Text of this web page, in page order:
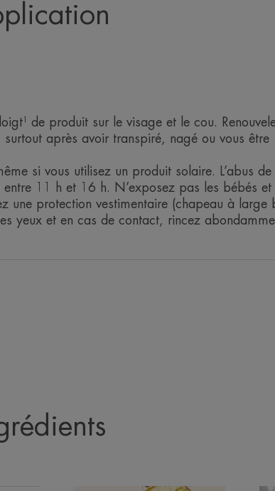
de produit sur le visage et le cou.
après avoir transpiré, nagé ou vous être
si vous utilisez un produit solaire. L’abus de
entre 11 h et 16 h. N’exposez pas les bébés et
une protection vestimentaire (chapeau à large
yeux et en cas de contact, rincez